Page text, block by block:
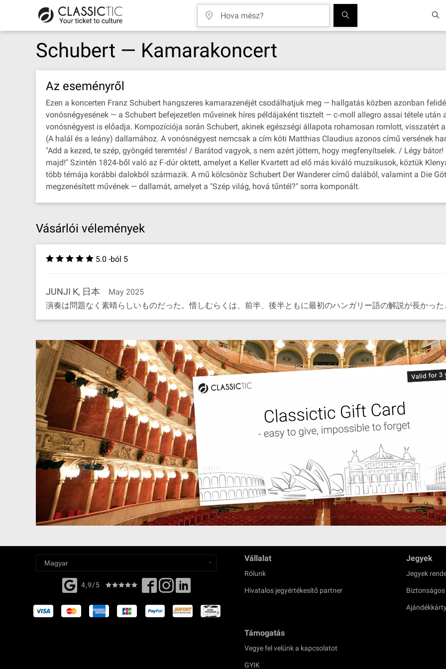
Schubert — Kamarakoncert
Az eseményről
Ezen a koncerten Franz Schubert hangszeres kamarazenéjét csodálhatjuk meg — hallgatás közben azonban
vonósnégyesének — a Schubert befejezetlen műveinek híres példájaként tisztelt — c‐moll allegro assai tétele után
vonósnégyest is előadja. Kompozíciója során Schubert, akinek egészségi állapota rohamosan romlott, visszatért
(A halál és a leány) dallamához. A vonósnégyest nemcsak a cím köti Matthias Claudius azonos című versének
"Add a kezed, te szép, gyöngéd teremtés! / Barátod vagyok, s nem azért jöttem, hogy megfenyítselek. / Légy
majd!" Szintén 1824‐ből való az F‐dúr oktett, amelyet a Keller Kvartett ad elő más kiváló muzsikusok, köztük
több témája korábbi dalokból származik. A mű kölcsönöz Schubert Der Wanderer című dalából, valamint a Die
megzenésített művének — dallamát, amelyet a "Szép világ, hová tűntél?" sorra komponált.
Vásárlói vélemények
5.0 -ból 5
JUNJI K, 日本
May 2025
演奏は問題なく素晴らしいものだった。惜しむらくは、前半、後半ともに最初のハンガリー語の解説が長かった
4,9/5
Vállalat
Rólunk
Hivatalos jegyértékesítő partner
Jegyek
Jegyek
Támogatás
Vegye fel velünk a kapcsolatot
GYIK